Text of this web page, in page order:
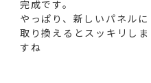
完成です。
やっぱり、新しいパネルに
取り換えるとスッキリしま
すね